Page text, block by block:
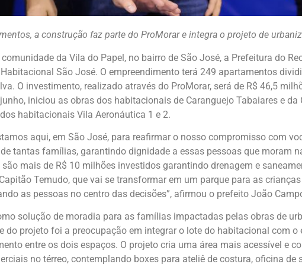
a construção faz parte do ProMorar e integra o projeto de
da Vila do Papel, no bairro de São José, a Prefeitura do
São José. O empreendimento terá 249 apartamentos
O investimento, realizado através do ProMorar, será de R$ 46,5
iniciou as obras dos habitacionais de Caranguejo Tabaiares e da
habitacionais Vila Aeronáutica 1 e 2.
aqui, em São José, para reafirmar o nosso compromisso com
tantas famílias, garantindo dignidade a essas pessoas que moram
mais de R$ 10 milhões investidos garantindo drenagem e
Temudo, que vai se transformar em um parque para as
as pessoas no centro das decisões”, afirmou o prefeito João
solução de moradia para as famílias impactadas pelas obras de
do projeto foi a preocupação em integrar o lote do habitacional com o
entre os dois espaços. O projeto cria uma área mais acessível e
no térreo, contemplando boxes para ateliê de costura, oficina de